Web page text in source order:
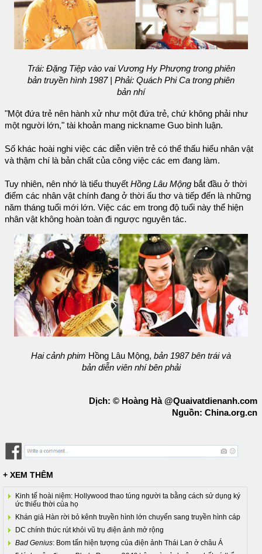
Trái: Đặng Tiệp vào vai Vương Hy Phượng trong phiên
bản truyền hình 1987 | Phải: Quách Phi Ca trong phiên
bản nhí
"Một đứa trẻ nên hành xử như một đứa trẻ, chứ không phải như
một người lớn," tài khoản mang nickname Guo bình luận.
Số khác hoài nghi việc các diễn viên trẻ có thể thấu hiểu nhân vật
và thậm chí là bản chất của công việc các em đang làm.
Tuy nhiên, nên nhớ là tiểu thuyết Hồng Lâu Mộng bắt đầu ở thời
điểm các nhân vật chính đang ở thời ấu thơ và tiếp đến là những
năm tháng tuổi mới lớn. Việc các em trong độ tuổi này thể hiện
nhân vật không hoàn toàn đi ngược nguyên tác.
Hai cảnh phim Hồng Lâu Mộng, bản 1987 bên trái và
bản diễn viên nhí bên phải
Dịch: © Hoàng Hà @Quaivatdienanh.com
Nguồn: China.org.cn
+ XEM THÊM
Kinh tế hoài niệm: Hollywood thao túng người ta bằng cách sử dụng ký
ức thiếu thời của họ
Khán giả Hàn rời bỏ kênh truyền hình lớn chuyển sang truyền hình cáp
DC chính thức rút khỏi vũ trụ điện ảnh mở rộng
Bad Genius: Bom tấn hiện tượng của điện ảnh Thái Lan ở châu Á